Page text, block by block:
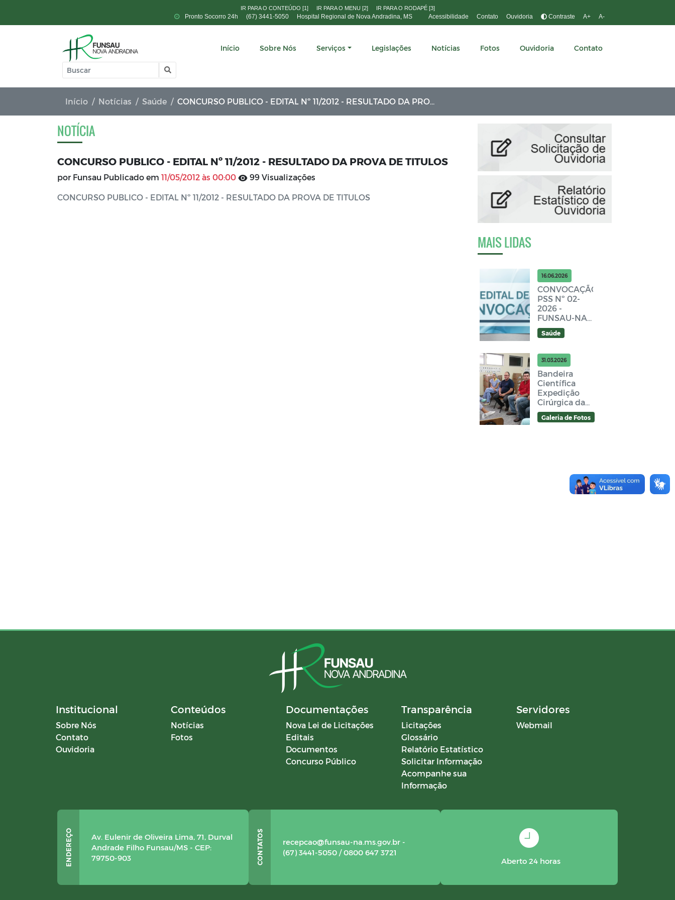
IR PARA O CONTEÚDO [1] IR PARA O MENU [2] IR PARA O RODAPÉ [3]
Pronto Socorro 24h (67) 3441-5050 Hospital Regional de Nova Andradina, MS Acessibilidade Contato Ouvidoria Contraste A+ A-
Início Sobre Nós Serviços Legislações Notícias Fotos Ouvidoria Contato
Início Notícias Saúde CONCURSO PUBLICO - EDITAL Nº 11/2012 - RESULTADO DA PROVA DE TITULOS
NOTÍCIA
CONCURSO PUBLICO - EDITAL Nº 11/2012 - RESULTADO DA PROVA DE TITULOS
por Funsau Publicado em 11/05/2012 às 00:00 99 Visualizações
CONCURSO PUBLICO - EDITAL Nº 11/2012 - RESULTADO DA PROVA DE TITULOS
MAIS LIDAS
16.06.2026
CONVOCAÇÃO
PSS Nº 02-
2026 -
FUNSAU-NA -
Edital 12
Saúde
31.03.2026
Bandeira
Científica
Expedição
Cirúrgica da
USP período
30-08 a 08-
Galeria de Fotos
Institucional
Sobre Nós
Contato
Ouvidoria
Conteúdos
Notícias
Fotos
Documentações
Nova Lei de Licitações
Editais
Documentos
Concurso Público
Transparência
Licitações
Glossário
Relatório Estatístico
Solicitar Informação
Acompanhe sua
Informação
Servidores
Webmail
Av. Eulenir de Oliveira Lima, 71, Durval
Andrade Filho Funsau/MS - CEP:
79750-903
recepcao@funsau-na.ms.gov.br -
(67) 3441-5050 / 0800 647 3721
Aberto 24 horas